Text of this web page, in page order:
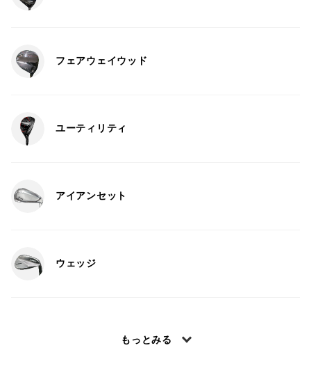
フェアウェイウッド
ユーティリティ
アイアンセット
ウェッジ
もっとみる